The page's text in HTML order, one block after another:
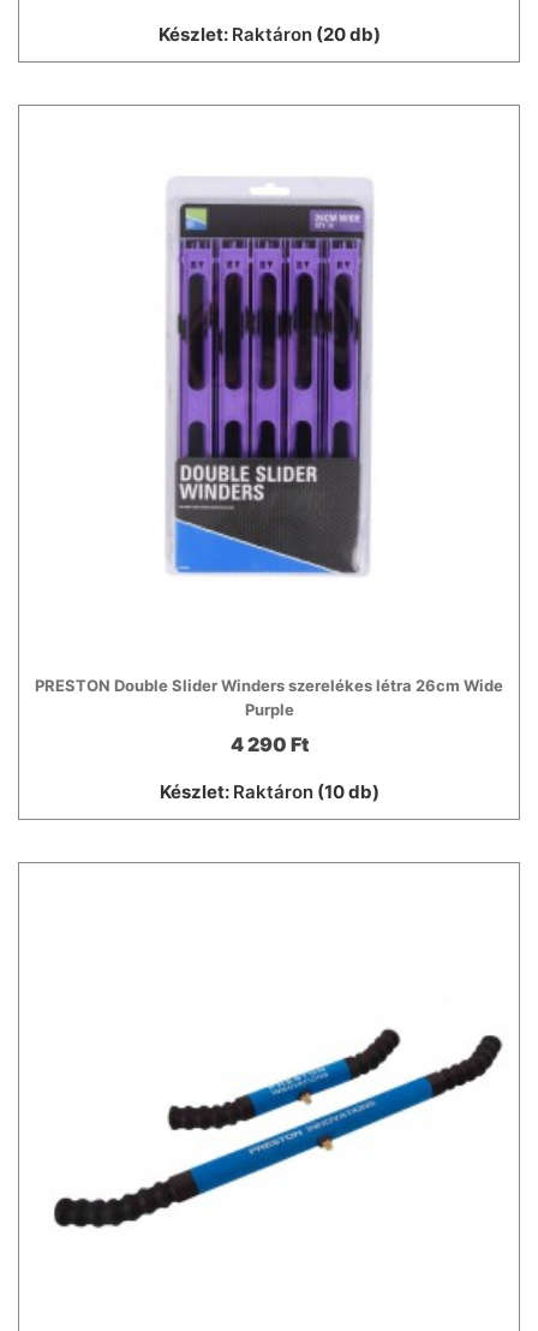
Készlet: Raktáron(20 db)
PRESTON Double Slider Winders szerelékes létra 26cm Wide
Purple
4 290 Ft
Készlet: Raktáron(10 db)